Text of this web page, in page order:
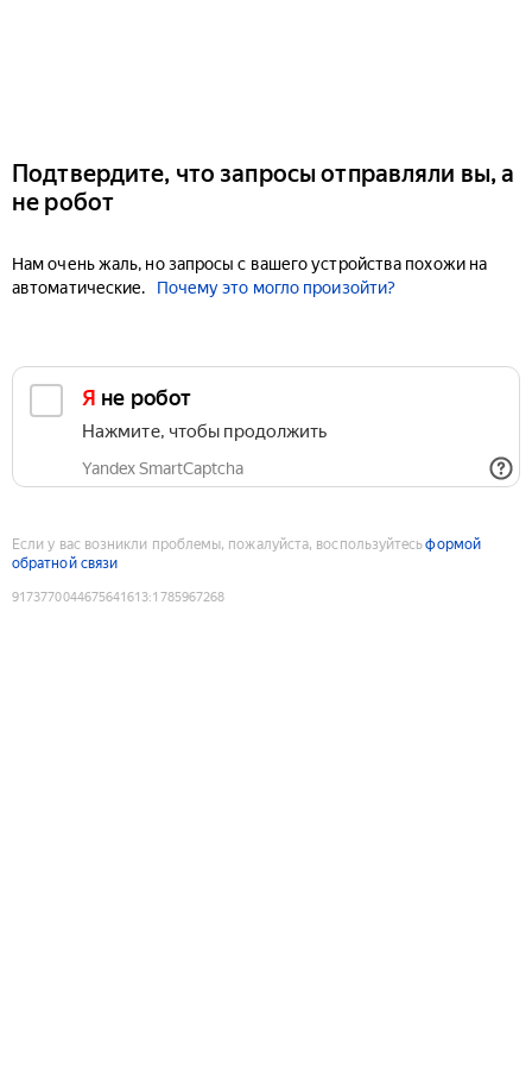
Подтвердите, что запросы отправляли вы, а
не робот
Нам очень жаль, но запросы с вашего устройства похожи на
автоматические.
Почему это могло произойти?
Я не робот
Нажмите, чтобы продолжить
Yandex SmartCaptcha
Если у вас возникли проблемы, пожалуйста, воспользуйтесьформой
обратной связи
9173770044675641613:1785967268